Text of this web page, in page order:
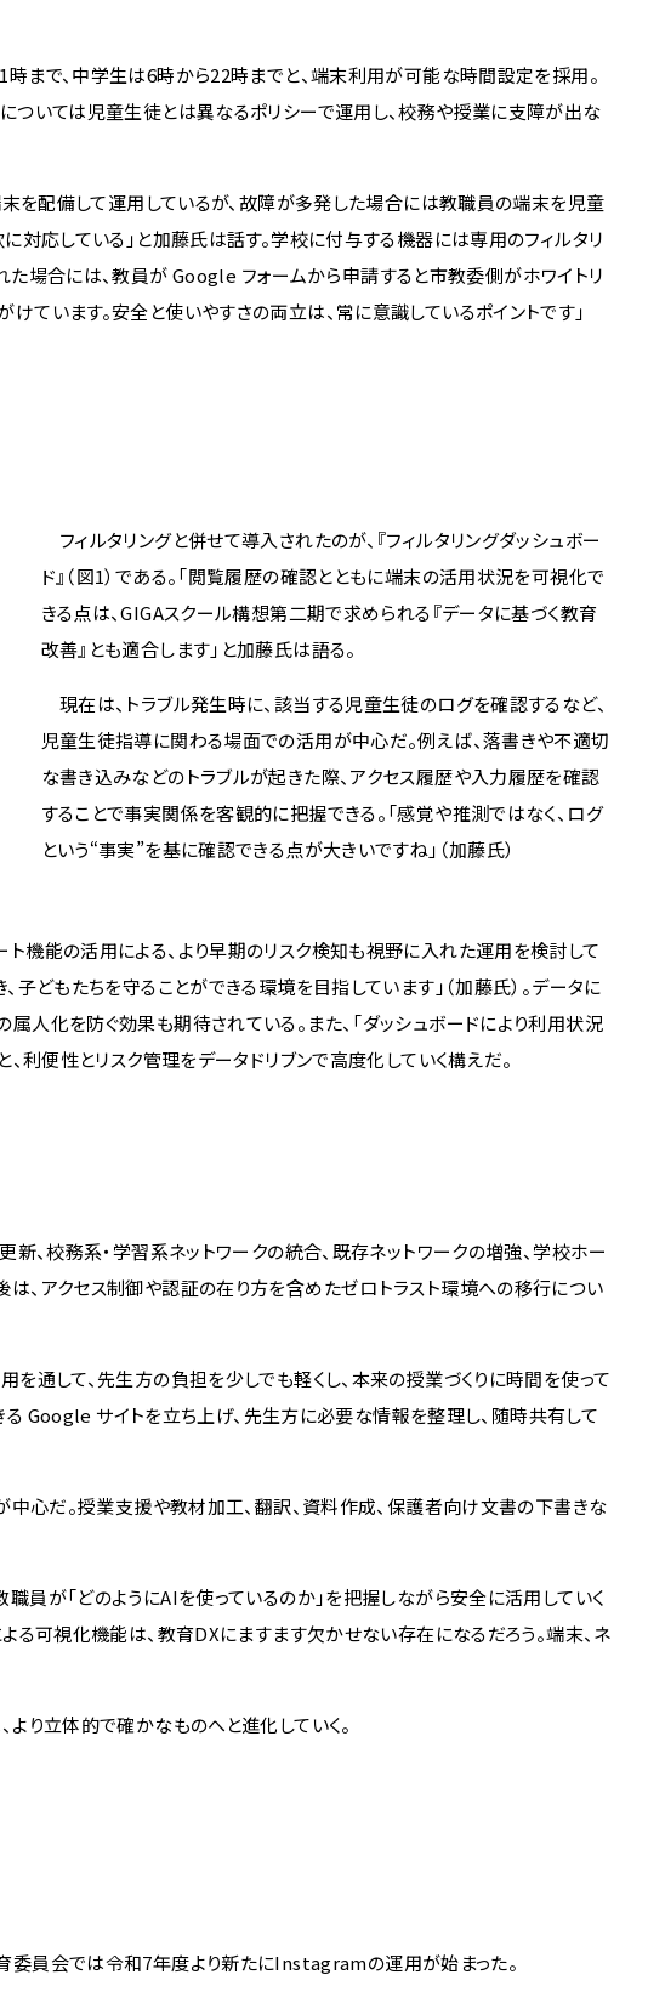
で、中学生は6時から22時までと、端末利用が可能な時間設定を採用。
ついては児童生徒とは異なるポリシーで運用し、校務や授業に支障が出な
配備して運用しているが、故障が多発した場合には教職員の端末を児童
対応している」と加藤氏は話す。学校に付与する機器には専用のフィルタリ
場合には、教員が Google フォームから申請すると市教委側がホワイトリ
ています。安全と使いやすさの両立は、常に意識しているポイントです」
フィルタリングと併せて導入されたのが、『フィルタリングダッシュボー
ド』（図1）である。「閲覧履歴の確認とともに端末の活用状況を可視化で
きる点は、GIGAスクール構想第二期で求められる『データに基づく教育
改善』とも適合します」と加藤氏は語る。
現在は、トラブル発生時に、該当する児童生徒のログを確認するなど、
児童生徒指導に関わる場面での活用が中心だ。例えば、落書きや不適切
な書き込みなどのトラブルが起きた際、アクセス履歴や入力履歴を確認
することで事実関係を客観的に把握できる。「感覚や推測ではなく、ログ
という“事実”を基に確認できる点が大きいですね」（加藤氏）
機能の活用による、より早期のリスク検知も視野に入れた運用を検討して
子どもたちを守ることができる環境を目指しています」（加藤氏）。データに
人化を防ぐ効果も期待されている。また、「ダッシュボードにより利用状況
利便性とリスク管理をデータドリブンで高度化していく構えだ。
校務系・学習系ネットワークの統合、既存ネットワークの増強、学校ホー
、アクセス制御や認証の在り方を含めたゼロトラスト環境への移行につい
通して、先生方の負担を少しでも軽くし、本来の授業づくりに時間を使って
Google サイトを立ち上げ、先生方に必要な情報を整理し、随時共有して
だ。授業支援や教材加工、翻訳、資料作成、保護者向け文書の下書きな
が「どのようにAIを使っているのか」を把握しながら安全に活用していく
る可視化機能は、教育DXにますます欠かせない存在になるだろう。端末、ネ
り立体的で確かなものへと進化していく。
委員会では令和7年度より新たにInstagramの運用が始まった。